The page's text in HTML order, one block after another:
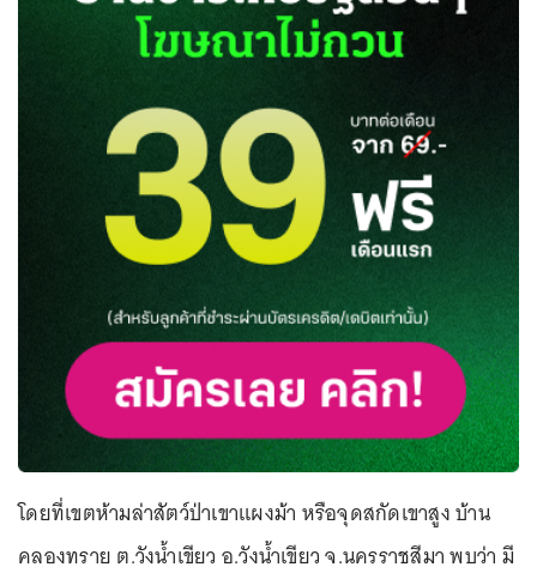
โดยที่เขตห้ามล่าสัตว์ป่าเขาแผงม้า หรือจุดสกัดเขาสูง บ้าน
คลองทราย ต.วังน้ำเขียว อ.วังน้ำเขียว จ.นครราชสีมา พบว่า มี